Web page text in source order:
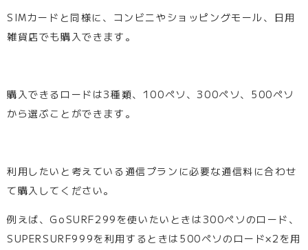
SIMカードと同様に、コンビニやショッピングモール、日用
雑貨店でも購入できます。
購入できるロードは3種類、100ペソ、300ペソ、500ペソ
から選ぶことができます。
利用したいと考えている通信プランに必要な通信料に合わせ
て購入してください。
例えば、GoSURF299を使いたいときは300ペソのロード、
SUPERSURF999を利用するときは500ペソのロード×2を用